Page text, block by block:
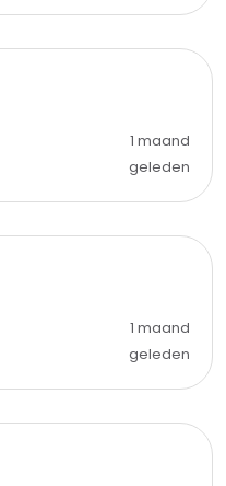
1 maand
geleden
1 maand
geleden